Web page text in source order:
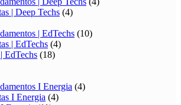
| Deep Techs (4)
| EdTechs (10)
| EdTechs (4)
EdTechs (18)
I Energia (4)
I Energia (4)